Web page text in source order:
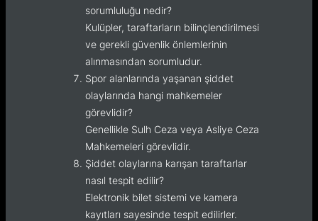
sorumluluğu nedir?
Kulüpler, taraftarların bilinçlendirilmesi
ve gerekli güvenlik önlemlerinin
alınmasından sorumludur.
Spor alanlarında yaşanan şiddet
olaylarında hangi mahkemeler
görevlidir?
Genellikle Sulh Ceza veya Asliye Ceza
Mahkemeleri görevlidir.
Şiddet olaylarına karışan taraftarlar
nasıl tespit edilir?
Elektronik bilet sistemi ve kamera
kayıtları sayesinde tespit edilirler.